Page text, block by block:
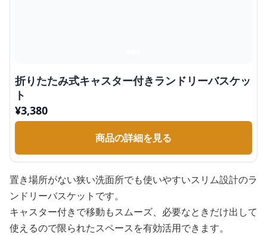
折りたたみ式キャスター付きランドリーバスケッ
ト
¥3,380
商品の詳細を見る
置き場所がない狭い洗面所でも使いやすいスリム設計のラ
ンドリーバスケットです。
キャスター付きで移動もスムーズ、必要なときだけ出して
使えるので限られたスペースを有効活用できます。